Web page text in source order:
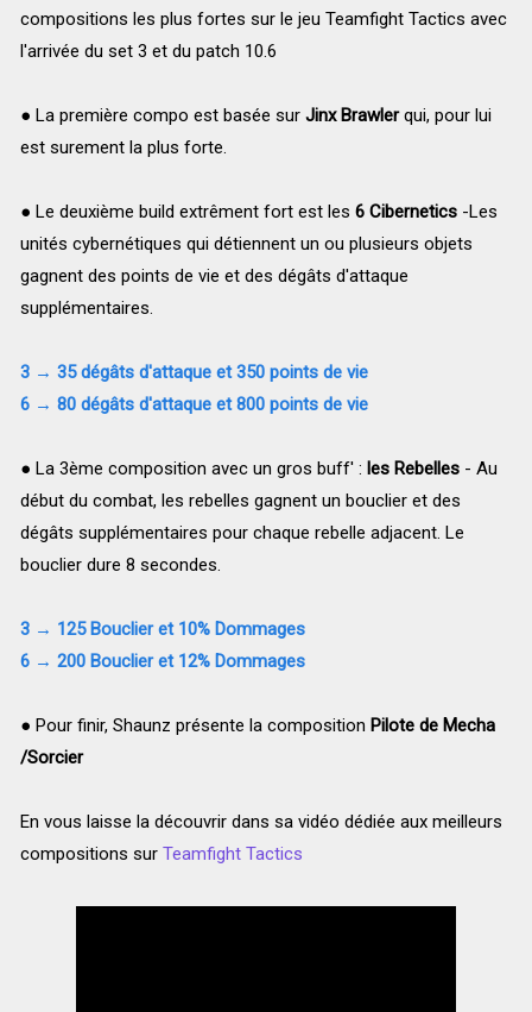
compositions les plus fortes sur le jeu Teamfight Tactics avec
l'arrivée du set 3 et du patch 10.6
● La première compo est basée sur Jinx Brawlerqui, pour lui
est surement la plus forte.
● Le deuxième build extrêment fort est les 6 Cibernetics-Les
unités cybernétiques qui détiennent un ou plusieurs objets
gagnent des points de vie et des dégâts d'attaque
supplémentaires.
3 → 35 dégâts d'attaque et 350 points de vie
6 → 80 dégâts d'attaque et 800 points de vie
● La 3ème composition avec un gros buff' : les Rebelles- Au
début du combat, les rebelles gagnent un bouclier et des
dégâts supplémentaires pour chaque rebelle adjacent. Le
bouclier dure 8 secondes.
3 → 125 Bouclier et 10% Dommages
6 → 200 Bouclier et 12% Dommages
● Pour finir, Shaunz présente la composition Pilote de Mecha
/Sorcier
En vous laisse la découvrir dans sa vidéo dédiée aux meilleurs
compositions sur Teamfight Tactics